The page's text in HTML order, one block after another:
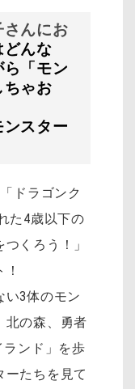
さんにお
どんな
「モン
ちゃお
スター
ドラゴンク
た4歳以下の
くろう！」
い3体のモン
北の森、勇者
ンド」を歩
ーたちを見て